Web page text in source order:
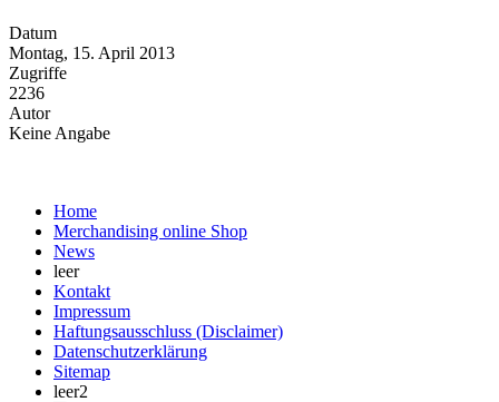
Datum
Montag, 15. April 2013
Zugriffe
2236
Autor
Keine Angabe
Home
Merchandising online Shop
News
leer
Kontakt
Impressum
Haftungsausschluss (Disclaimer)
Datenschutzerklärung
Sitemap
leer2